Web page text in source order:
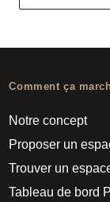
Comment ça
Notre concept
Proposer un
Trouver un
Tableau de bord